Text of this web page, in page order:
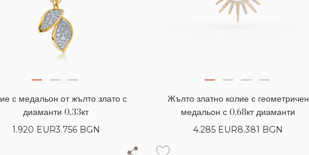
с медальон от жълто злато с
диаманти 0.33кт
1.920 EUR3.756 BGN
Жълто златно колие с геометричен
медальон с 0.68кт диаманти
4.285 EUR8.381 BGN